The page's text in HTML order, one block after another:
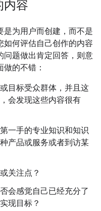
内容
是为用户而创建，而不是
如何评估自己创作的内容
问题做出肯定回答，则意
的不错：
目标受众群体，并且这
会发现这些内容很有
一手的专业知识和知识
产品或服务或者到访某
关注点？
会感觉自己已经充分了
现目标？